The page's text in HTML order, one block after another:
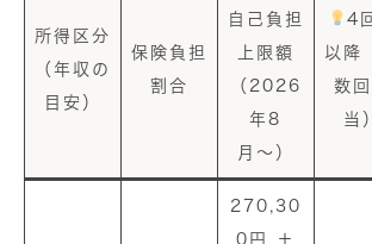
所得区分
（年収の
目安）
保険負担
割合
自己負担
上限額
（2026
年8
月〜）
4
以降
数
当
270,30
0円 ＋